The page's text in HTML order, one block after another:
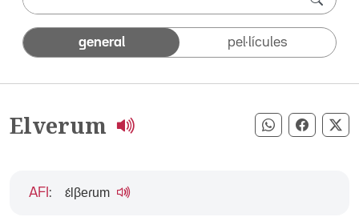
general pel·lícules
Elverum Compartir
AFI : ɛ́lβeɾum